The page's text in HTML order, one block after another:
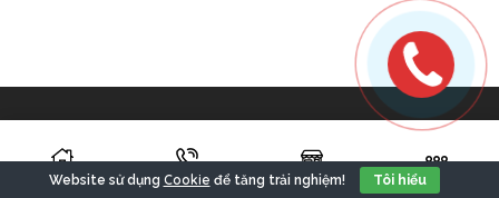
Cty TNHH LED Hoàng Long
Website sử dụng Cookie để tăng trải nghiệm! Tôi hiểu